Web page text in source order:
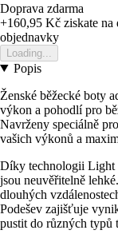
Doprava zdarma
+160,95 Kč ziskate na
objednavky
Loading...
Popis
Ženské běžecké boty
výkon a pohodlí pro
Navrženy speciálně
vašich výkonů a
Díky technologii Light
jsou neuvěřitelně
dlouhých
Podešev zajišťuje
pustit do různých typů